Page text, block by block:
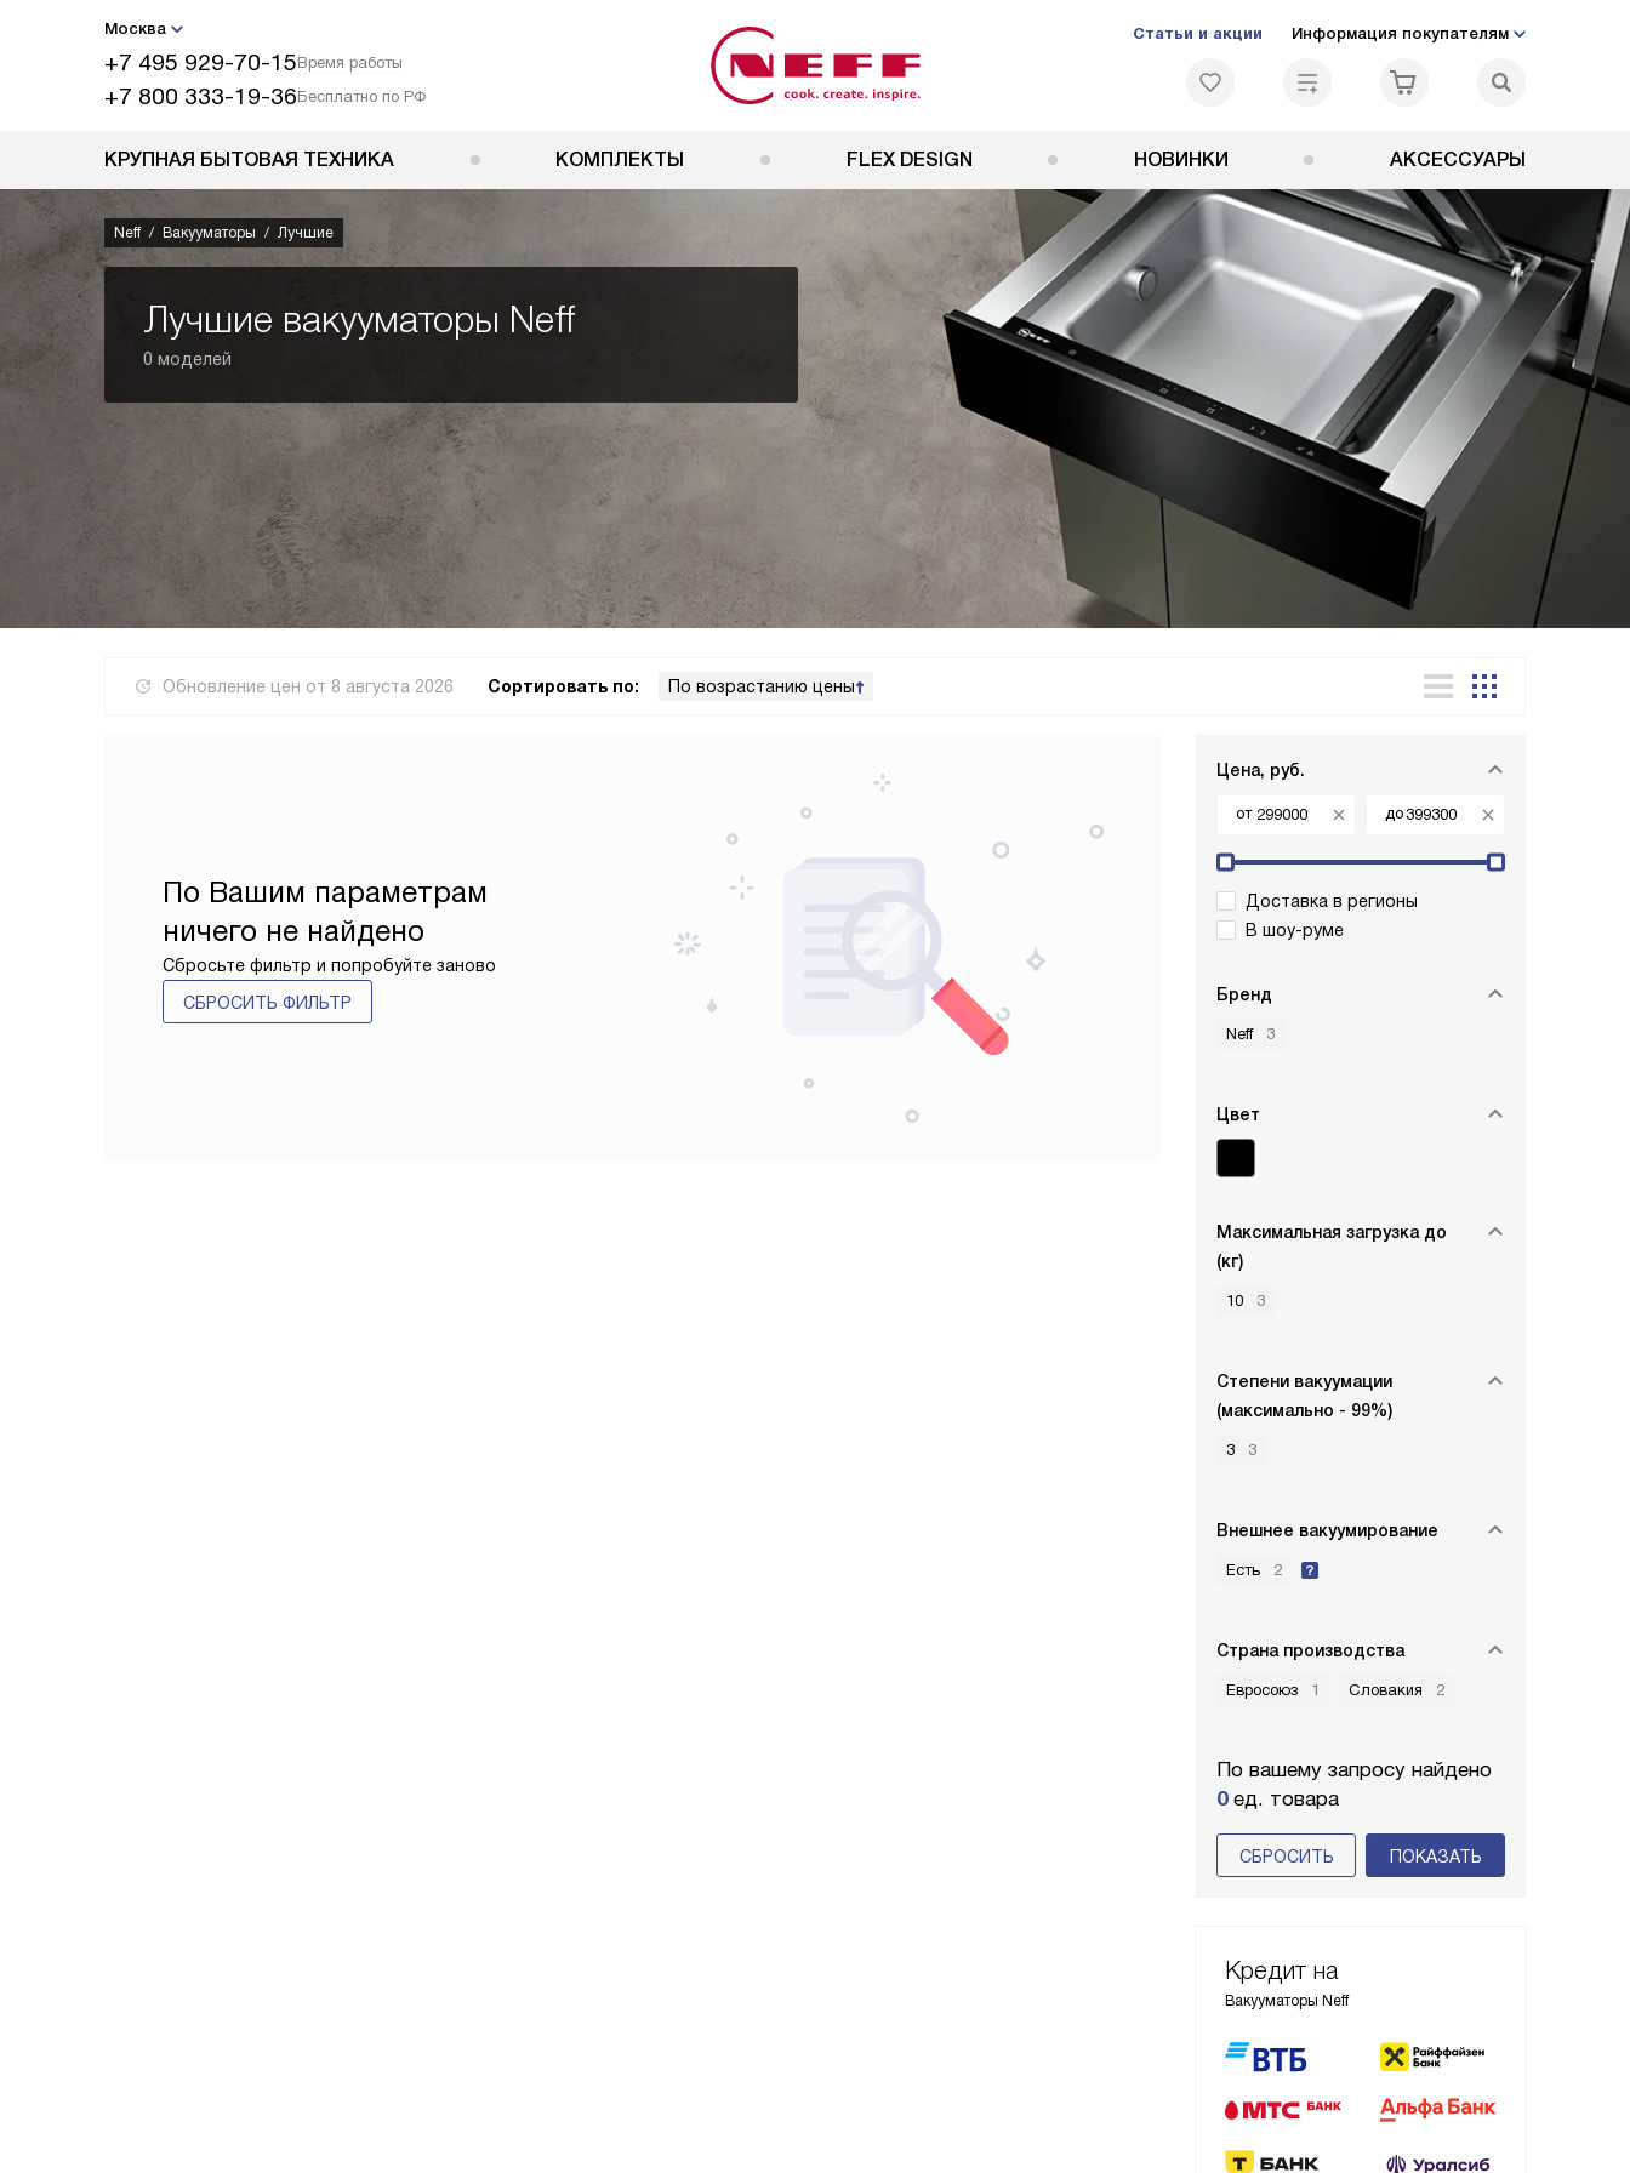
Москва
+7 495 929-70-15Время работы
+7 800 333-19-36Бесплатно по РФ
Статьи и акции Информация покупателям
КРУПНАЯ БЫТОВАЯ ТЕХНИКА КОМПЛЕКТЫ FLEX DESIGN НОВИНКИ АКСЕССУАРЫ
Neff Вакууматоры Лучшие
Лучшие вакууматоры Neff
0 моделей
Обновление цен от 8 августа 2026 Сортировать по: По возрастанию цены
Цена, руб.
от до
Доставка в регионы
В шоу-руме
Бренд
Neff 3
Цвет
Максимальная загрузка до
(кг)
10 3
Степени вакуумации
(максимально - 99%)
3 3
Внешнее вакуумирование
Есть 2
Страна производства
Евросоюз 1 Словакия 2
По вашему запросу найдено
0ед. товара
СБРОСИТЬ
Кредит на
Вакууматоры Neff
По Вашим параметрам
ничего не найдено
Сбросьте фильтр и попробуйте заново
СБРОСИТЬ ФИЛЬТР